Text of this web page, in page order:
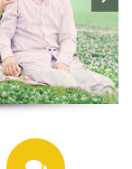
Next